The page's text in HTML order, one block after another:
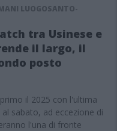
LUOGOSANTO-
tra Usinese e
il largo, il
posto
il 2025 con l'ultima
sabato, ad eccezione di
l'una di fronte